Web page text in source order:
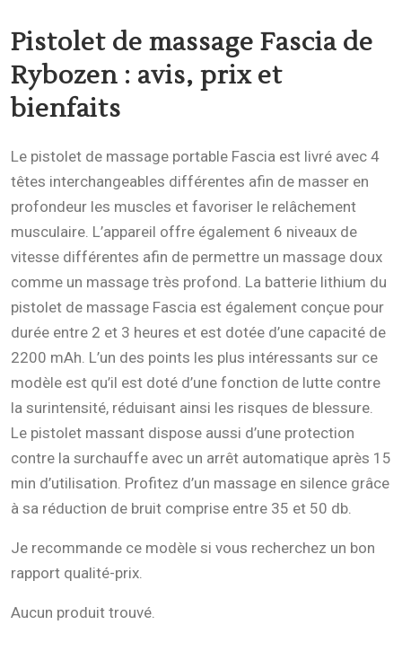
Pistolet de massage Fascia de
Rybozen : avis, prix et
bienfaits
Le pistolet de massage portable Fascia est livré avec 4
têtes interchangeables différentes afin de masser en
profondeur les muscles et favoriser le relâchement
musculaire. L’appareil offre également 6 niveaux de
vitesse différentes afin de permettre un massage doux
comme un massage très profond. La batterie lithium du
pistolet de massage Fascia est également conçue pour
durée entre 2 et 3 heures et est dotée d’une capacité de
2200 mAh. L’un des points les plus intéressants sur ce
modèle est qu’il est doté d’une fonction de lutte contre
la surintensité, réduisant ainsi les risques de blessure.
Le pistolet massant dispose aussi d’une protection
contre la surchauffe avec un arrêt automatique après 15
min d’utilisation. Profitez d’un massage en silence grâce
à sa réduction de bruit comprise entre 35 et 50 db.
Je recommande ce modèle si vous recherchez un bon
rapport qualité-prix.
Aucun produit trouvé.